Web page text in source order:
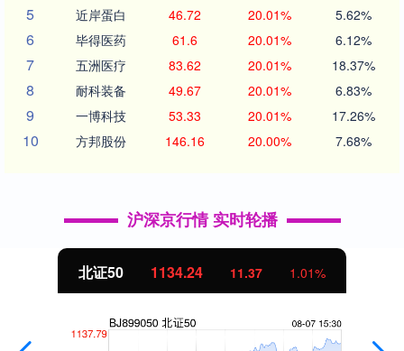
5 近岸蛋白 46.72 20.01% 5.62%
6 毕得医药 61.6 20.01% 6.12%
7 五洲医疗 83.62 20.01% 18.37%
8 耐科装备 49.67 20.01% 6.83%
9 一博科技 53.33 20.01% 17.26%
10 方邦股份 146.16 20.00% 7.68%
沪深京行情 实时轮播
北证50 1134.24 11.37 1.01%